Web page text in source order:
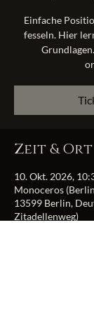
Einfache
fesseln. Hier
Zeit & Ort
10. Okt. 2026,
Monoceros
13599 Berlin,
Zitadellenweg)